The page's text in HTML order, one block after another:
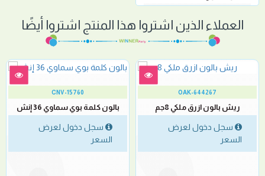
العملاء الذين اشتروا هذا المنتج اشتروا أيضًا
OAK-644267
ريش بالون ازرق ملكي 8جم
سجل دخول لعرض
السعر
CNV-15760
بالون كلمة بوي سماوي 36 إنش
سجل دخول لعرض
السعر